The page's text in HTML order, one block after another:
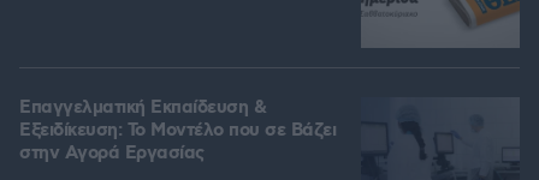
Επαγγελματική Εκπαίδευση &
Εξειδίκευση: Το Mοντέλο που σε Bάζει
στην Aγορά Eργασίας